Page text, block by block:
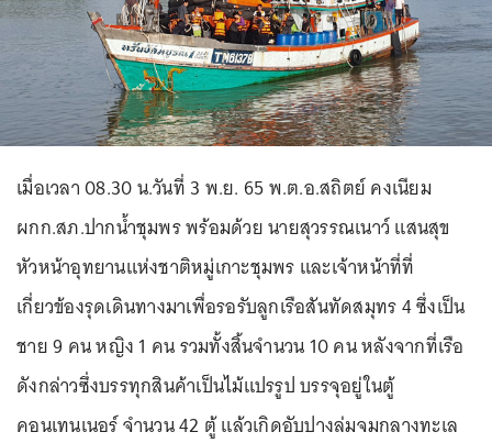
เมื่อเวลา 08.30 น.วันที่ 3 พ.ย. 65 พ.ต.อ.สถิตย์ คงเนียม
ผกก.สภ.ปากน้ำชุมพร พร้อมด้วย นายสุวรรณเนาว์ แสนสุข
หัวหน้าอุทยานแห่งชาติหมู่เกาะชุมพร และเจ้าหน้าที่ที่
เกี่ยวข้องรุดเดินทางมาเพื่อรอรับลูกเรือสันทัดสมุทร 4 ซึ่งเป็น
ชาย 9 คน หญิง 1 คน รวมทั้งสิ้นจำนวน 10 คน หลังจากที่เรือ
ดังกล่าวซึ่งบรรทุกสินค้าเป็นไม้แปรรูป บรรจุอยู่ในตู้
คอนเทนเนอร์ จำนวน 42 ตู้ แล้วเกิดอับปางล่มจมกลางทะเล